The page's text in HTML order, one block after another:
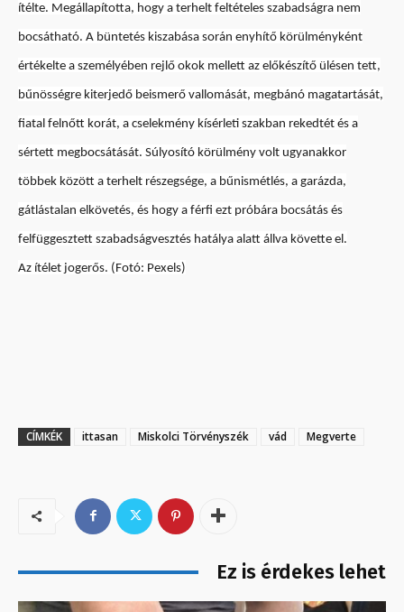
ítélte. Megállapította, hogy a terhelt feltételes szabadságra nem
bocsátható. A büntetés kiszabása során enyhítő körülményként
értékelte a személyében rejlő okok mellett az előkészítő ülésen tett,
bűnösségre kiterjedő beismerő vallomását, megbánó magatartását,
fiatal felnőtt korát, a cselekmény kísérleti szakban rekedtét és a
sértett megbocsátását. Súlyosító körülmény volt ugyanakkor
többek között a terhelt részegsége, a bűnismétlés, a garázda,
gátlástalan elkövetés, és hogy a férfi ezt próbára bocsátás és
felfüggesztett szabadságvesztés hatálya alatt állva követte el.
Az ítélet jogerős. (Fotó: Pexels)
CÍMKÉK ittasan Miskolci Törvényszék vád Megverte
Ez is érdekes lehet